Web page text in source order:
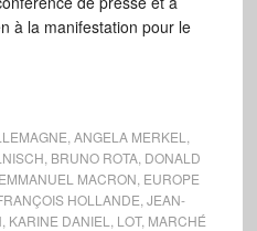
à la manifestation pour le
ANGELA MERKEL
BRUNO ROTA, DONALD
EMMANUEL MACRON EUROPE
HOLLANDE JEAN-
KARINE DANIEL LOT, MARCHÉ